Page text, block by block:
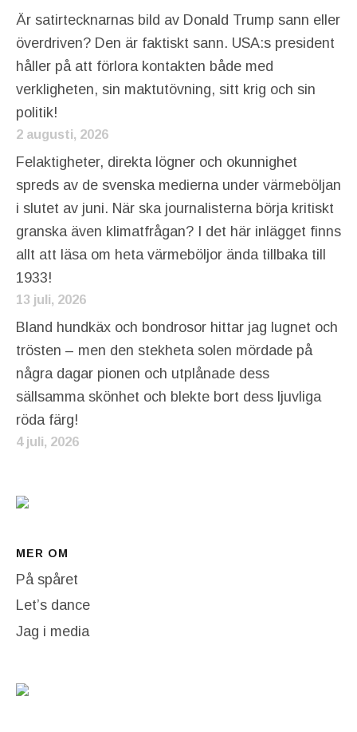
Är satirtecknarnas bild av Donald Trump sann eller
överdriven? Den är faktiskt sann. USA:s president
håller på att förlora kontakten både med
verkligheten, sin maktutövning, sitt krig och sin
politik!
2 augusti, 2026
Felaktigheter, direkta lögner och okunnighet
spreds av de svenska medierna under värmeböljan
i slutet av juni. När ska journalisterna börja kritiskt
granska även klimatfrågan? I det här inlägget finns
allt att läsa om heta värmeböljor ända tillbaka till
1933!
13 juli, 2026
Bland hundkäx och bondrosor hittar jag lugnet och
trösten – men den stekheta solen mördade på
några dagar pionen och utplånade dess
sällsamma skönhet och blekte bort dess ljuvliga
röda färg!
4 juli, 2026
MER OM
På spåret
Let’s dance
Jag i media